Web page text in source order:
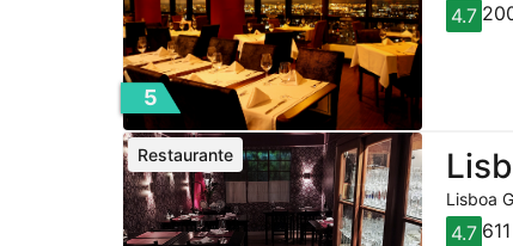
5
4.7
Restaurante
Lisboa
4.7